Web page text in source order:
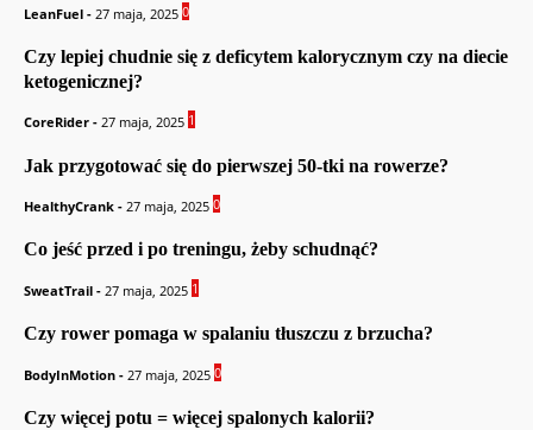
LeanFuel - 27 maja, 2025 0
Czy lepiej chudnie się z deficytem kalorycznym czy na diecie
ketogenicznej?
CoreRider - 27 maja, 2025 1
Jak przygotować się do pierwszej 50-tki na rowerze?
HealthyCrank - 27 maja, 2025 0
Co jeść przed i po treningu, żeby schudnąć?
SweatTrail - 27 maja, 2025 1
Czy rower pomaga w spalaniu tłuszczu z brzucha?
BodyInMotion - 27 maja, 2025 0
Czy więcej potu = więcej spalonych kalorii?